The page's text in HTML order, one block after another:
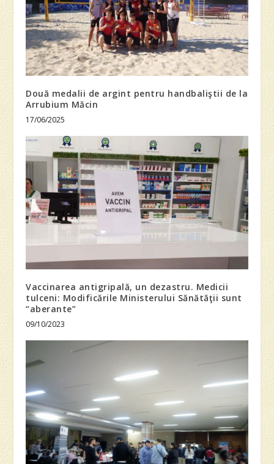
Două medalii de argint pentru handbaliştii de la
Arrubium Măcin
17/06/2025
Vaccinarea antigripală, un dezastru. Medicii
tulceni: Modificările Ministerului Sănătăţii sunt
“aberante”
09/10/2023